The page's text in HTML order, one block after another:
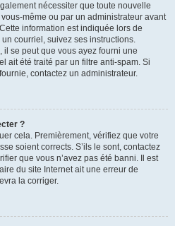
nécessiter que toute nouvelle
même ou par un administrateur avant
information est indiquée lors de
un courriel, suivez ses instructions.
il se peut que vous ayez fourni une
ait été traité par un filtre anti-spam. Si
contactez un administrateur.
?
cela. Premièrement, vérifiez que votre
soient corrects. S’ils le sont, contactez
que vous n’avez pas été banni. Il est
du site Internet ait une erreur de
la corriger.